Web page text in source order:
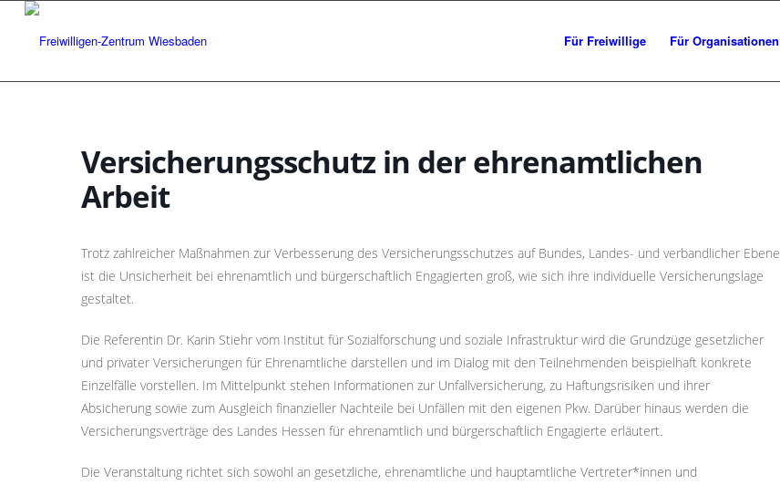
Für Freiwillige Für Organisationen
Versicherungsschutz in der ehrenamtlichen
Arbeit
Trotz zahlreicher Maßnahmen zur Verbesserung des Versicherungsschutzes auf Bundes, Landes- und verbandlicher Ebene
ist die Unsicherheit bei ehrenamtlich und bürgerschaftlich Engagierten groß, wie sich ihre individuelle Versicherungslage
gestaltet.
Die Referentin Dr. Karin Stiehr vom Institut für Sozialforschung und soziale Infrastruktur wird die Grundzüge gesetzlicher
und privater Versicherungen für Ehrenamtliche darstellen und im Dialog mit den Teilnehmenden beispielhaft konkrete
Einzelfälle vorstellen. Im Mittelpunkt stehen Informationen zur Unfallversicherung, zu Haftungsrisiken und ihrer
Absicherung sowie zum Ausgleich finanzieller Nachteile bei Unfällen mit den eigenen Pkw. Darüber hinaus werden die
Versicherungsverträge des Landes Hessen für ehrenamtlich und bürgerschaftlich Engagierte erläutert.
Die Veranstaltung richtet sich sowohl an gesetzliche, ehrenamtliche und hauptamtliche Vertreter*innen und